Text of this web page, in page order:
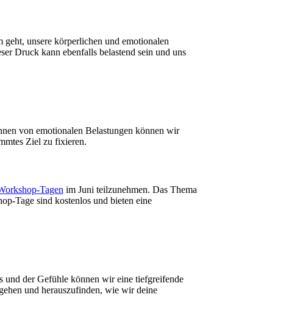
unsere körperlichen und emotionalen
Druck kann ebenfalls belastend sein und uns
von emotionalen Belastungen können wir
Ziel zu fixieren.
Tagen im Juni teilzunehmen. Das Thema
Tage sind kostenlos und bieten eine
und der Gefühle können wir eine tiefgreifende
und herauszufinden, wie wir deine